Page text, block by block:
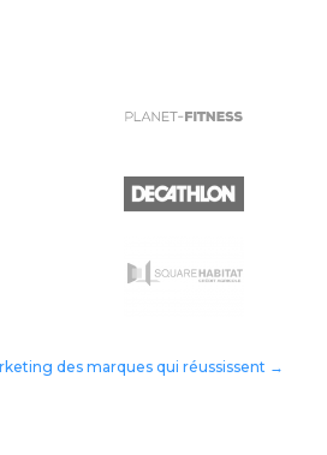
des marques qui réussissent →